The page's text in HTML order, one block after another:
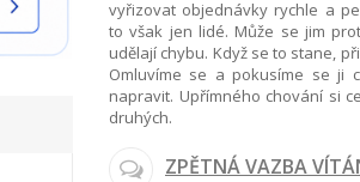
vyřizovat objednávky rychle a
to však jen lidé. Může se jim
udělají chybu. Když se to stane,
Omluvíme se a pokusíme se ji
napravit. Upřímného chování si
druhých.
ZPĚTNÁ VAZBA